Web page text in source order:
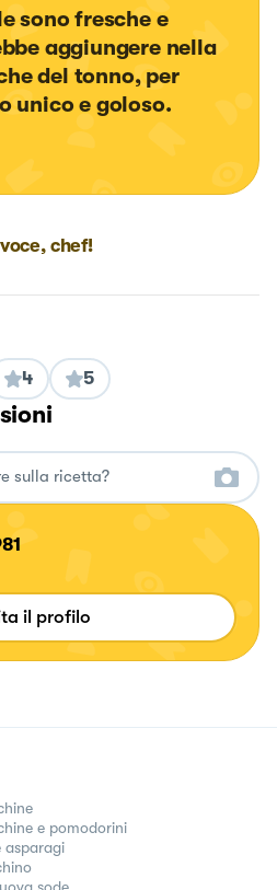
sono fresche e
aggiungere nella
del tonno, per
unico e goloso.
chef!
4 5
il profilo
e pomodorini
asparagi
sode